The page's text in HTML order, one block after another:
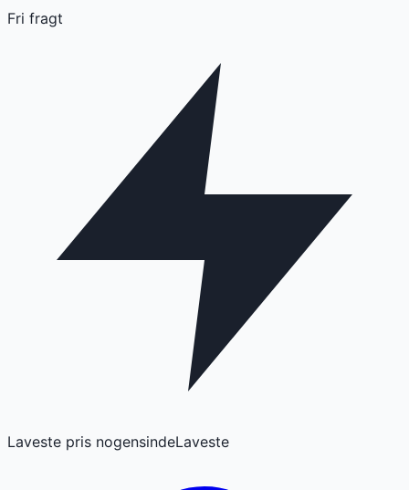
Fri fragt
Laveste pris nogensindeLaveste